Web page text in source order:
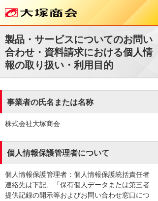
製品・サービスについてのお問い
合わせ・資料請求における個人情
報の取り扱い・利用目的
事業者の氏名または名称
株式会社大塚商会
個人情報保護管理者について
個人情報保護管理者：個人情報保護統括責任者
連絡先は下記、「保有個人データまたは第三者
提供記録の開示等およびお問い合わせ窓口につ